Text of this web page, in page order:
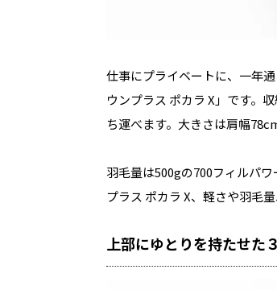
仕事にプライベートに、一年
ウンプラス ポカラ X」です。
ち運べます。大きさは肩幅
羽毛量は500gの700フィルパ
プラス ポカラ X、軽さや羽毛
上部にゆとりを持たせた